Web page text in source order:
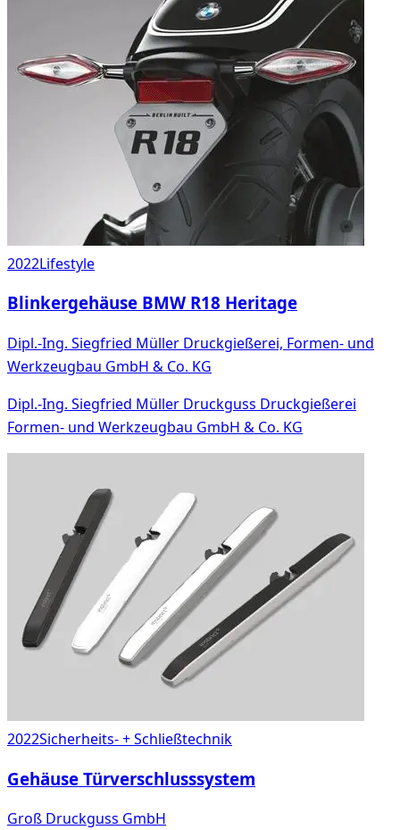
2022Lifestyle
Blinkergehäuse BMW R18 Heritage
Dipl.-Ing. Siegfried Müller Druckgießerei, Formen- und
Werkzeugbau GmbH & Co. KG
Dipl.-Ing. Siegfried Müller Druckguss Druckgießerei
Formen- und Werkzeugbau GmbH & Co. KG
2022Sicherheits- + Schließtechnik
Gehäuse Türverschlusssystem
Groß Druckguss GmbH